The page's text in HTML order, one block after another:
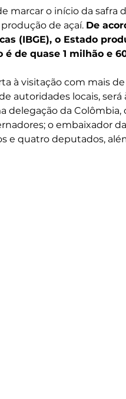
marcar o início da safra
de açaí. De
(IBGE), o Estado
é de quase 1 milhão e
à visitação com mais
autoridades locais, será
delegação da Colômbia,
o embaixador
e quatro deputados,